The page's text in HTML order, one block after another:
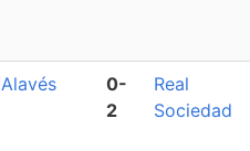
Alavés
0-
2
Real
Sociedad